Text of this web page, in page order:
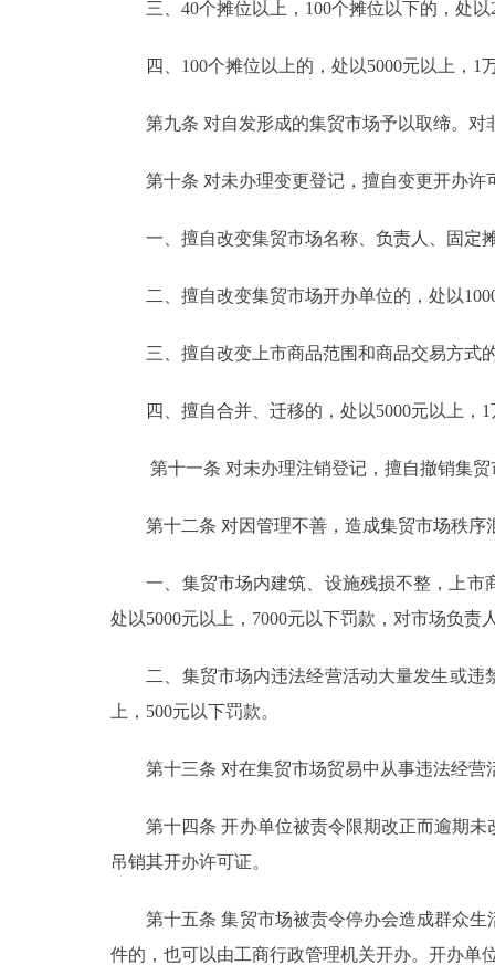
三、40个摊位以上，100个摊位以下的，处以
四、100个摊位以上的，处以5000元以上，1
第九条 对自发形成的集贸市场予以取缔。对
第十条 对未办理变更登记，擅自变更开办许
一、擅自改变集贸市场名称、负责人、固定摊
二、擅自改变集贸市场开办单位的，处以
三、擅自改变上市商品范围和商品交易方式的
四、擅自合并、迁移的，处以5000元以上，1
第十一条 对未办理注销登记，擅自撤销集贸
第十二条 对因管理不善，造成集贸市场秩序
一、集贸市场内建筑、设施残损不整，上市
处以5000元以上，7000元以下罚款，对市场负责
二、集贸市场内违法经营活动大量发生或违禁
上，500元以下罚款。
第十三条 对在集贸市场贸易中从事违法经营
第十四条 开办单位被责令限期改正而逾期未
吊销其开办许可证。
第十五条 集贸市场被责令停办会造成群众生
件的，也可以由工商行政管理机关开办。开办单